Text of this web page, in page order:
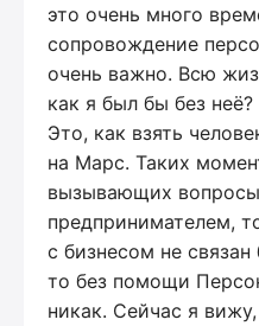
это очень много
сопровождение
очень важно. Всю
как я был бы без
Это, как взять
на Марс. Таких
вызывающих
предпринимателем,
с бизнесом не
то без помощи
никак. Сейчас я